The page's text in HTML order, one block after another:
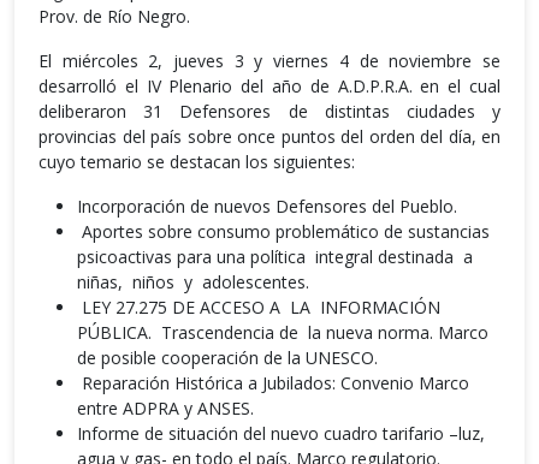
Prov. de Río Negro.
El miércoles 2, jueves 3 y viernes 4 de noviembre se
desarrolló el IV Plenario del año de A.D.P.R.A. en el cual
deliberaron 31 Defensores de distintas ciudades y
provincias del país sobre once puntos del orden del día, en
cuyo temario se destacan los siguientes:
Incorporación de nuevos Defensores del Pueblo.
Aportes sobre consumo problemático de sustancias
psicoactivas para una política integral destinada a
niñas, niños y adolescentes.
LEY 27.275 DE ACCESO A LA INFORMACIÓN
PÚBLICA. Trascendencia de la nueva norma. Marco
de posible cooperación de la UNESCO.
Reparación Histórica a Jubilados: Convenio Marco
entre ADPRA y ANSES.
Informe de situación del nuevo cuadro tarifario –luz,
agua y gas- en todo el país. Marco regulatorio.